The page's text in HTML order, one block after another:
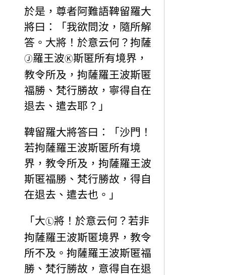
於是，尊者阿難語鞞留羅大
將曰：「我欲問汝，隨所解
答。大將！於意云何？拘薩
Ⓙ羅王波Ⓚ斯匿所有境界，
教令所及，拘薩羅王波斯匿
福勝、梵行勝故，寧得自在
退去、遣去耶？」
鞞留羅大將答曰：「沙門！
若拘薩羅王波斯匿所有境
界，教令所及，拘薩羅王波
斯匿福勝、梵行勝故，得自
在退去、遣去也。」
「大Ⓛ將！於意云何？若非
拘薩羅王波斯匿境界，教令
所不及。拘薩羅王波斯匿福
勝、梵行勝故，意得自在退